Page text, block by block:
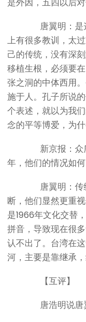
唐翼明：是
上有很多教训，太
己的传统，没有深
移植生根，必须要
张之洞的中体西用
施于人。孔子所说
个表述，就以为我
念的平等博爱，为
新京报：众
年，他们的情况如何
唐翼明：传
断，他们显然更重
是1966年文化交替
拼音，导致现在很
认不出了。台湾在
河，主要是靠继承
【互评】
唐浩明说唐